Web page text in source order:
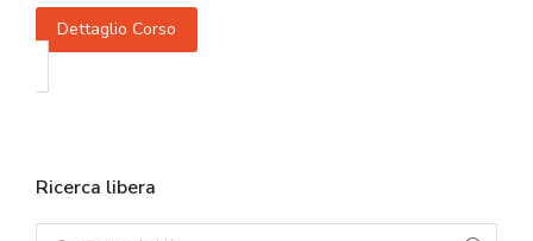
Dettaglio Corso
Ricerca libera